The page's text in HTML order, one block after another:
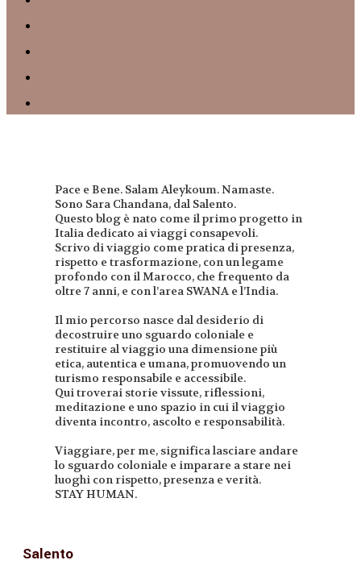
Pace e Bene. Salam Aleykoum. Namaste.
Sono Sara Chandana, dal Salento.
Questo blog è nato come il primo progetto in
Italia dedicato ai viaggi consapevoli.
Scrivo di viaggio come pratica di presenza,
rispetto e trasformazione, con un legame
profondo con il Marocco, che frequento da
oltre 7 anni, e con l’area SWANA e l’India.
Il mio percorso nasce dal desiderio di
decostruire uno sguardo coloniale e
restituire al viaggio una dimensione più
etica, autentica e umana, promuovendo un
turismo responsabile e accessibile.
Qui troverai storie vissute, riflessioni,
meditazione e uno spazio in cui il viaggio
diventa incontro, ascolto e responsabilità.
Viaggiare, per me, significa lasciare andare
lo sguardo coloniale e imparare a stare nei
luoghi con rispetto, presenza e verità.
STAY HUMAN.
Salento